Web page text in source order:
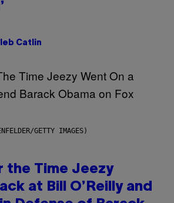
Catlin
GETTY IMAGES)
the Time Jeezy
at Bill O’Reilly and